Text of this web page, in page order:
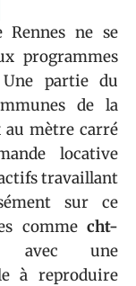
Rennes ne se
programmes
partie du
de la
au mètre carré
locative
travaillant
sur ce
comme cht-
avec une
à reproduire